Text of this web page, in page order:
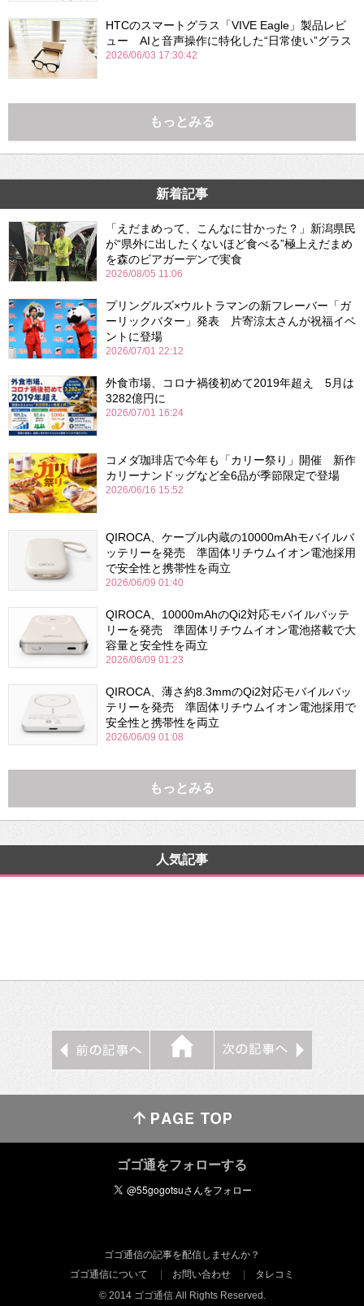
HTCのスマートグラス「VIVE Eagle」製品レビ
ュー AIと音声操作に特化した“日常使い”グラス
2026/06/03 17:30:42
もっとみる
新着記事
「えだまめって、こんなに甘かった？」新潟県民
が“県外に出したくないほど食べる”極上えだまめ
を森のビアガーデンで実食
2026/08/05 11:06
プリングルズ×ウルトラマンの新フレーバー「ガ
ーリックバター」発表 片寄涼太さんが祝福イベ
ントに登場
2026/07/01 22:12
外食市場、コロナ禍後初めて2019年超え 5月は
3282億円に
2026/07/01 16:24
コメダ珈琲店で今年も「カリー祭り」開催 新作
カリーナンドッグなど全6品が季節限定で登場
2026/06/16 15:52
QIROCA、ケーブル内蔵の10000mAhモバイルバ
ッテリーを発売 準固体リチウムイオン電池採用
で安全性と携帯性を両立
2026/06/09 01:40
QIROCA、10000mAhのQi2対応モバイルバッテ
リーを発売 準固体リチウムイオン電池搭載で大
容量と安全性を両立
2026/06/09 01:23
QIROCA、薄さ約8.3mmのQi2対応モバイルバッ
テリーを発売 準固体リチウムイオン電池採用で
安全性と携帯性を両立
2026/06/09 01:08
もっとみる
人気記事
ゴゴ通をフォローする
ゴゴ通信の記事を配信しませんか？
ゴゴ通信について
お問い合わせ
タレコミ
© 2014 ゴゴ通信 All Rights Reserved.